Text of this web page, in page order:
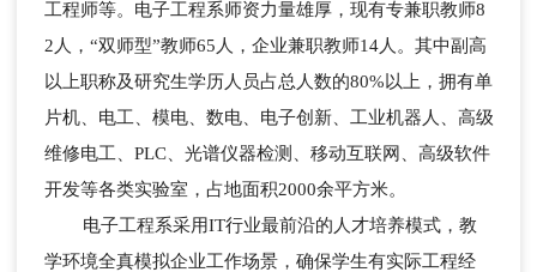
工程师等。电子工程系师资力量雄厚，现有专兼职教师8
2人，“双师型”教师65人，企业兼职教师14人。其中副高
以上职称及研究生学历人员占总人数的80%以上，拥有单
片机、电工、模电、数电、电子创新、工业机器人、高级
维修电工、PLC、光谱仪器检测、移动互联网、高级软件
开发等各类实验室，占地面积2000余平方米。
电子工程系采用IT行业最前沿的人才培养模式，教
学环境全真模拟企业工作场景，确保学生有实际工程经